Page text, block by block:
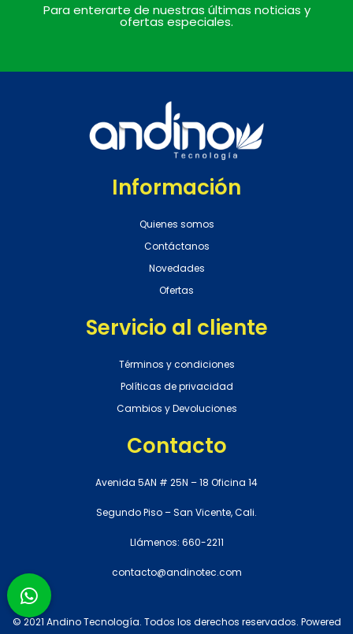
Para enterarte de nuestras últimas noticias y
ofertas especiales.
Información
Quienes somos
Contáctanos
Novedades
Ofertas
Servicio al cliente
Términos y condiciones
Políticas de privacidad
Cambios y Devoluciones
Contacto
Avenida 5AN # 25N – 18 Oficina 14
Segundo Piso – San Vicente, Cali.
Llámenos: 660-2211
contacto@andinotec.com
© 2021 Andino Tecnología. Todos los derechos reservados. Powered